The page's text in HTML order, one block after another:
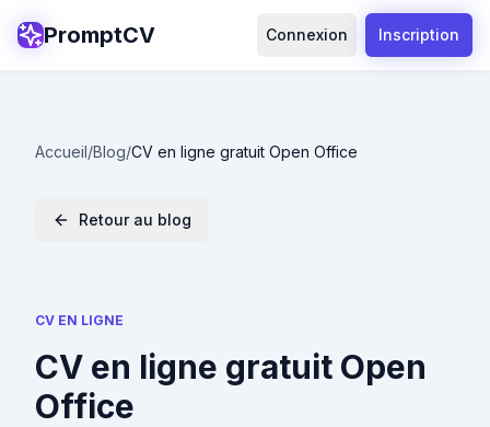
PromptCV Connexion Inscription
Accueil/Blog/CV en ligne gratuit Open Office
Retour au blog
CV EN LIGNE
CV en ligne gratuit Open
Office